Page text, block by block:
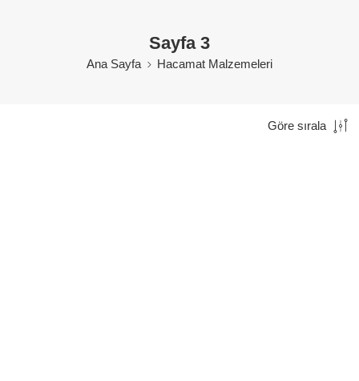
Sayfa 3
Ana Sayfa Hacamat Malzemeleri
Göre sırala